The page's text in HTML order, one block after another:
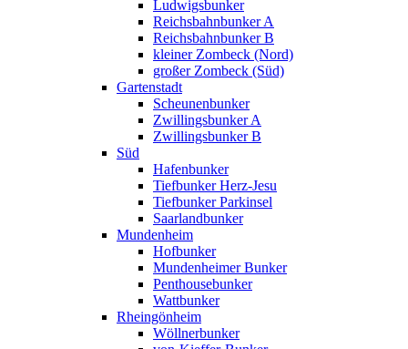
Ludwigsbunker
Reichsbahnbunker A
Reichsbahnbunker B
kleiner Zombeck (Nord)
großer Zombeck (Süd)
Gartenstadt
Scheunenbunker
Zwillingsbunker A
Zwillingsbunker B
Süd
Hafenbunker
Tiefbunker Herz-Jesu
Tiefbunker Parkinsel
Saarlandbunker
Mundenheim
Hofbunker
Mundenheimer Bunker
Penthousebunker
Wattbunker
Rheingönheim
Wöllnerbunker